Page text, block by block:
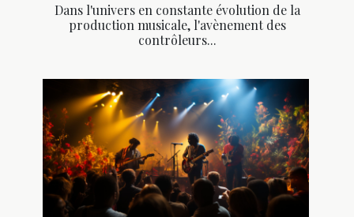
Dans l'univers en constante évolution de la
production musicale, l'avènement des
contrôleurs...